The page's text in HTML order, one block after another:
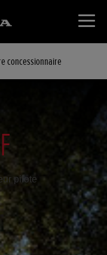
concessionnaire
pilote